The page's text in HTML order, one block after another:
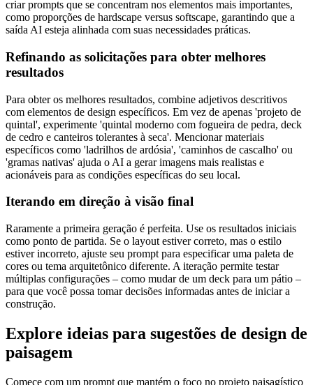
criar prompts que se concentram nos elementos mais importantes,
como proporções de hardscape versus softscape, garantindo que a
saída AI esteja alinhada com suas necessidades práticas.
Refinando as solicitações para obter melhores
resultados
Para obter os melhores resultados, combine adjetivos descritivos
com elementos de design específicos. Em vez de apenas 'projeto de
quintal', experimente 'quintal moderno com fogueira de pedra, deck
de cedro e canteiros tolerantes à seca'. Mencionar materiais
específicos como 'ladrilhos de ardósia', 'caminhos de cascalho' ou
'gramas nativas' ajuda o AI a gerar imagens mais realistas e
acionáveis ​​para as condições específicas do seu local.
Iterando em direção à visão final
Raramente a primeira geração é perfeita. Use os resultados iniciais
como ponto de partida. Se o layout estiver correto, mas o estilo
estiver incorreto, ajuste seu prompt para especificar uma paleta de
cores ou tema arquitetônico diferente. A iteração permite testar
múltiplas configurações – como mudar de um deck para um pátio –
para que você possa tomar decisões informadas antes de iniciar a
construção.
Explore ideias para sugestões de design de
paisagem
Comece com um prompt que mantém o foco no projeto paisagístico